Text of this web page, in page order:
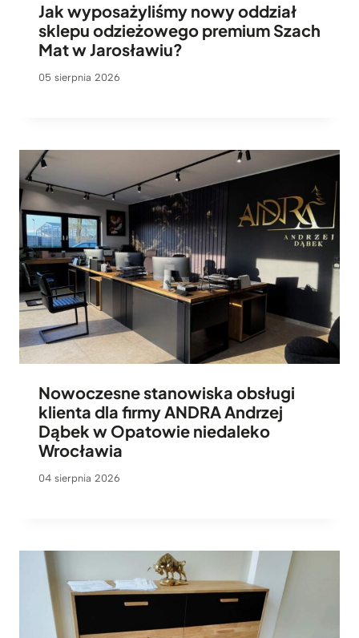
Jak wyposażyliśmy nowy oddział
sklepu odzieżowego premium Szach
Mat w Jarosławiu?
05 sierpnia 2026
Nowoczesne stanowiska obsługi
klienta dla firmy ANDRA Andrzej
Dąbek w Opatowie niedaleko
Wrocławia
04 sierpnia 2026